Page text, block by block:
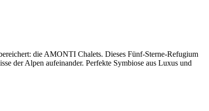
die AMONTI Chalets. Dieses Fünf-Sterne-Refugium
der Alpen aufeinander. Perfekte Symbiose aus Luxus und